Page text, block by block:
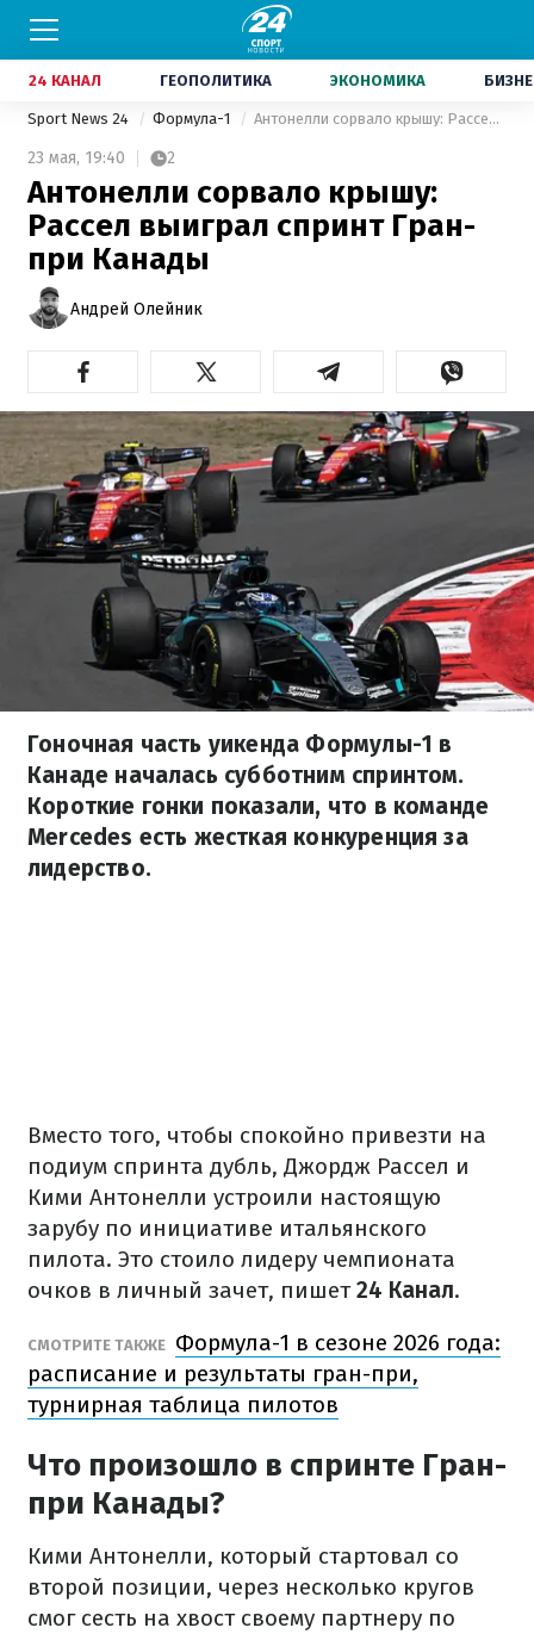
24 КАНАЛ ГЕОПОЛИТИКА ЭКОНОМИКА
Sport News 24 Формула-1 Антонелли сорвало крышу: Рассел выиграл спринт Гран-при Канады
23 мая, 19:40 2
Антонелли сорвало крышу:
Рассел выиграл спринт Гран-
при Канады
Андрей Олейник
Гоночная часть уикенда Формулы-1 в
Канаде началась субботним спринтом.
Короткие гонки показали, что в команде
Mercedes есть жесткая конкуренция за
лидерство.
Вместо того, чтобы спокойно привезти на
подиум спринта дубль, Джордж Рассел и
Кими Антонелли устроили настоящую
зарубу по инициативе итальянского
пилота. Это стоило лидеру чемпионата
очков в личный зачет, пишет24 Канал.
СМОТРИТЕ ТАКЖЕ Формула-1 в сезоне 2026 года:
расписание и результаты гран-при,
турнирная таблица пилотов
Что произошло в спринте Гран-
при Канады?
Кими Антонелли, который стартовал со
второй позиции, через несколько кругов
смог сесть на хвост своему партнеру по